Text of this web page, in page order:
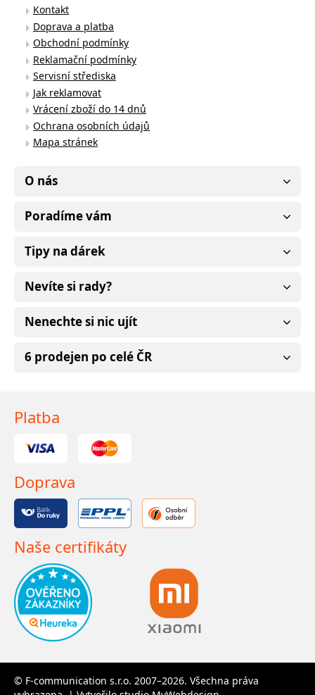
Kontakt
Doprava a platba
Obchodní podmínky
Reklamační podmínky
Servisní střediska
Jak reklamovat
Vrácení zboží do 14 dnů
Ochrana osobních údajů
Mapa stránek
O nás
Poradíme vám
Tipy na dárek
Nevíte si rady?
Nenechte si nic ujít
6 prodejen po celé ČR
Platba
Doprava
Naše certifikáty
© F-communication s.r.o. 2007–2026. Všechna práva